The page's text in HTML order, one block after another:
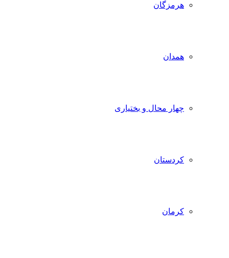
هرمزگان
همدان
چهار محال و بختیاری
کردستان
کرمان